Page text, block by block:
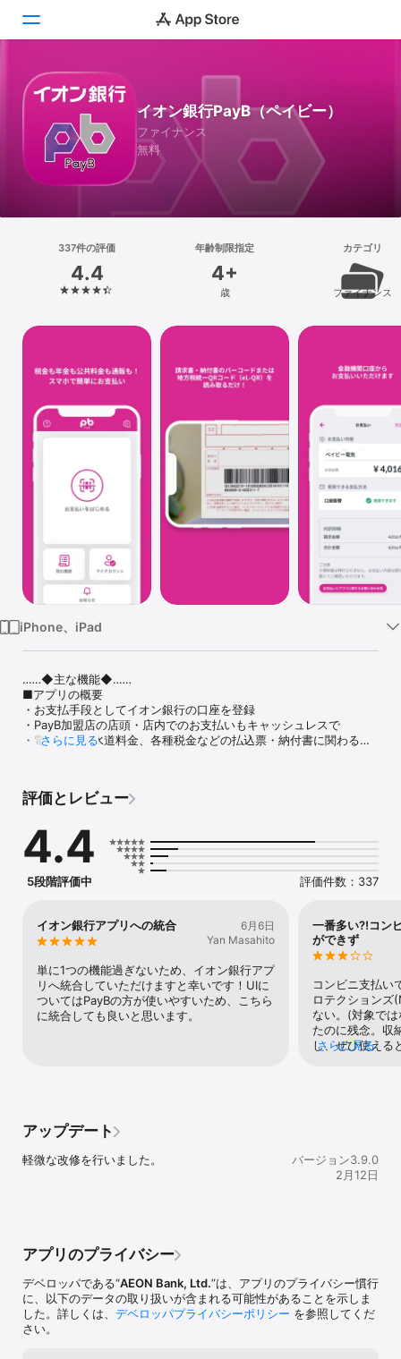
Today
ゲーム
アプリ
検索
プラットフォーム
iPhone
iPad
Vision
Watch
TV
イオン銀行PayB（ペイビー）
ファイナンス
無料
337件の評価
4.4
年齢制限指定
4+
歳
カテゴリ
ファイナンス
iPhone、iPad
‥‥‥◆主な機能◆‥‥‥
■アプリの概要
・お支払手段としてイオン銀行の口座を登録
・PayB加盟店の店頭・店内でのお支払いもキャッシュレスで
・電気料金、水道料金、各種税金などの払込票・納付書に関わるお
・お客さま情報はセンターサーバで管理するため、セキュリティも
■ご利用対象
イオン銀行総合口座をお持ちの個人のお客さま
■ご利用時間
・毎月第2月曜日2：00～7：00
イオン銀行コールセンター
電話番号　0120-13-1089
※営業日時についてはホームページにて最新情報をご確認くださ
い。
※イオン銀行が提供する「イオン銀行PayB」は、ビリングシステム
株式会社が提供する「PayB」を元に自社アプリとして開発されたも
ビリングシステム株式会社が提供するスマートフォン決済アプリ
さらに見る
評価とレビュー
4.4
5段階評価中 評価件数：337
イオン銀行アプリへの統合
6月6日
Yan Masahito
単に1つの機能過ぎないため、イオン銀行アプ
リへ統合していただけますと幸いです！UIに
ついてはPayBの方が使いやすいため、こちら
に統合しても良いと思います。
一番多い⁈コン
ができず
コンビニ支払い
ロテクションズ
ない。(対象で
たのに残念。収
し、ぜひ使える
さらに見る
アップデート
軽微な改修を行いました。
バージョン3.9.0
2月12日
アプリのプライバシー
デベロッパである“AEON Bank, Ltd.”は、アプリのプライバシー慣行
に、以下のデータの取り扱いが含まれる可能性があることを示しま
した。詳しくは、 デベロッパプライバシーポリシー を参照してくだ
さい。